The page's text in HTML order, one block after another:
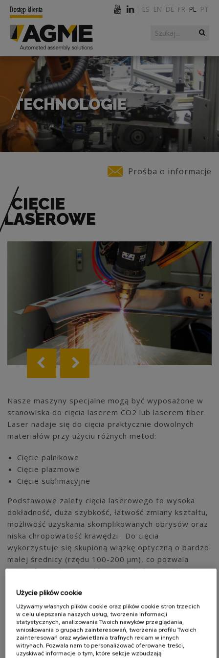
Formularz
wyszukiwania
Szukaj
Dostęp klienta ES EN DE FR PL PT
TECHNOLOGIE
Prośba o informacje
CIĘCIE
LASEROWE
Nasze maszyny specjalne mogą być wyposażone w
stanowiska do cięcia laserem CO2 lub laserem fiber.
Laser nadaje się do cięcia praktycznie dowolnych
materiałów przy użyciu różnych metod:
Cięcie palnikowe
Cięcie plazmowe
Cięcie sublimacyjne
Podstawowe zalety cięcia laserowego to wysoka
dokładność, duża szybkość, łatwość zmiany kształtu,
możliwość uzyskania skomplikowanych obrysów oraz
niska chropowatość krawędzi. Do cięcia
wykorzystuje się skupioną wiązkę optyczną o bardzo
małej średnicy (rzędu 100-200 µm), co pozwala
uzyskać wysoką gęstość energii, która umożliwia
Naszym najważniejszym partnerem w tej dziedzinie
jest światowy lider w cięciu laserowym – firma Rofin
Baasel.
Użycie plików cookie
Używamy własnych plików cookie oraz plików cookie stron trzecich
w celu ulepszania naszych usług, tworzenia informacji
statystycznych, analizowania Twoich nawyków przeglądania,
wnioskowania o grupach zainteresowań, tworzenia profilu Twoich
zainteresowań oraz wyświetlania trafnych reklam w innych
witrynach. Pozwala nam to personalizować oferowane treści,
uzyskiwać informacje o tym, które sekcje wzbudzają